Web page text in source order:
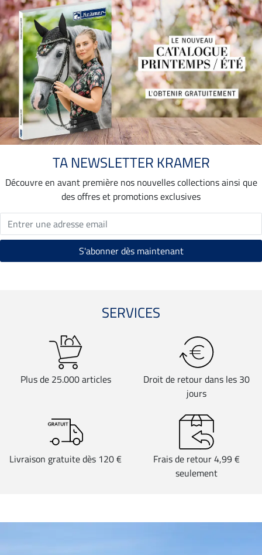
TA NEWSLETTER KRAMER
Découvre en avant première nos nouvelles collections ainsi que
des offres et promotions exclusives
SERVICES
Plus de 25.000 articles
Droit de retour dans les 30
jours
Livraison gratuite dès 120 €
Frais de retour 4,99 €
seulement